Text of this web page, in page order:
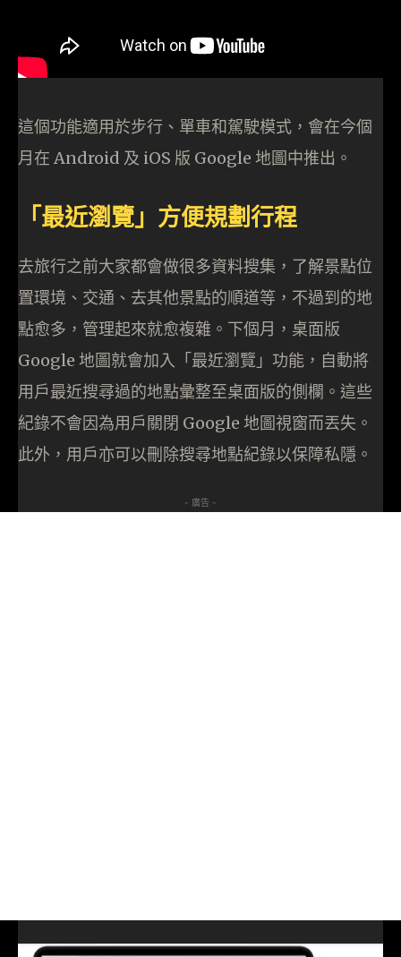
這個功能適用於步行、單車和駕駛模式，會在今個
月在 Android 及 iOS 版 Google 地圖中推出。
「最近瀏覽」方便規劃行程
去旅行之前大家都會做很多資料搜集，了解景點位
置環境、交通、去其他景點的順道等，不過到的地
點愈多，管理起來就愈複雜。下個月，桌面版
Google 地圖就會加入「最近瀏覽」功能，自動將
用戶最近搜尋過的地點彙整至桌面版的側欄。這些
紀錄不會因為用戶關閉 Google 地圖視窗而丟失。
此外，用戶亦可以刪除搜尋地點紀錄以保障私隱。
- 廣告 -